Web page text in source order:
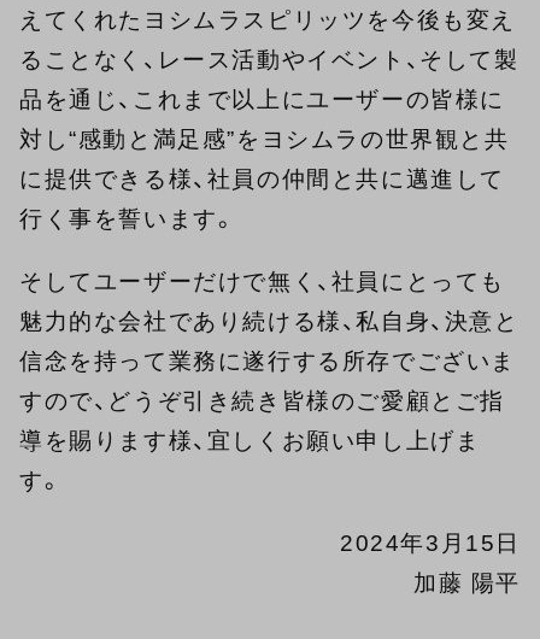
えてくれたヨシムラスピリッツを今後も変え
ることなく、レース活動やイベント、そして製
品を通じ、これまで以上にユーザーの皆様に
対し“感動と満足感”をヨシムラの世界観と共
に提供できる様、社員の仲間と共に邁進して
行く事を誓います。
そしてユーザーだけで無く、社員にとっても
魅力的な会社であり続ける様、私自身、決意と
信念を持って業務に遂行する所存でございま
すので、どうぞ引き続き皆様のご愛顧とご指
導を賜ります様、宜しくお願い申し上げま
す。
2024年3月15日
加藤 陽平